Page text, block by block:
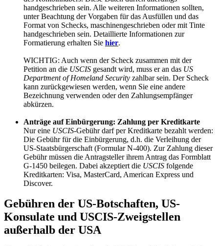
handgeschrieben sein. Alle weiteren Informationen sollten,
unter Beachtung der Vorgaben für das Ausfüllen und das
Format von Schecks, maschinengeschrieben oder mit Tinte
handgeschrieben sein. Detaillierte Informationen zur
Formatierung erhalten Sie hier.
WICHTIG: Auch wenn der Scheck zusammen mit der
Petition an die USCIS gesandt wird, muss er an das US
Department of Homeland Security zahlbar sein. Der Scheck
kann zurückgewiesen werden, wenn Sie eine andere
Bezeichnung verwenden oder den Zahlungsempfänger
abkürzen.
Anträge auf Einbürgerung: Zahlung per Kreditkarte
Nur eine USCIS-Gebühr darf per Kreditkarte bezahlt werden:
Die Gebühr für die Einbürgerung, d.h. die Verleihung der
US-Staatsbürgerschaft (Formular N-400). Zur Zahlung dieser
Gebühr müssen die Antragsteller ihrem Antrag das Formblatt
G-1450 beilegen. Dabei akzeptiert die USCIS folgende
Kreditkarten: Visa, MasterCard, American Express und
Discover.
Gebühren der US-Botschaften, US-
Konsulate und USCIS-Zweigstellen
außerhalb der USA